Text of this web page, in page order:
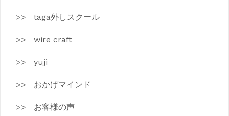
taga外しスクール
wire craft
yuji
おかげマインド
お客様の声